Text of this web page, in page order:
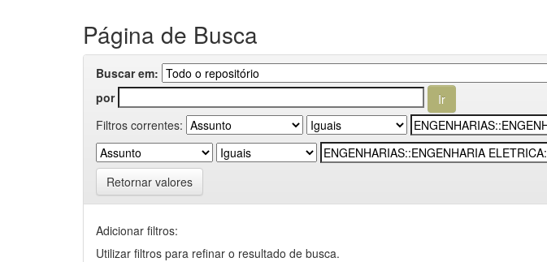
Página de Busca
Buscar em:
por
Filtros correntes:
Retornar valores
Adicionar filtros:
Utilizar filtros para refinar o resultado de busca.